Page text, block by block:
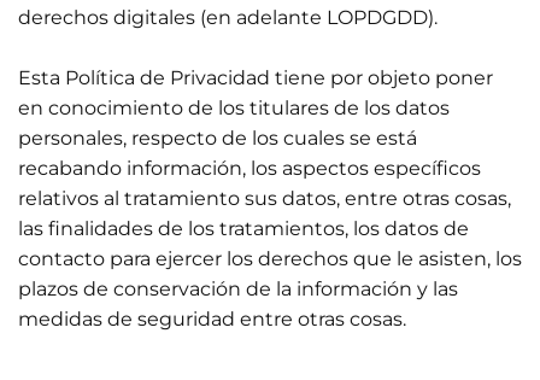
derechos digitales (en adelante LOPDGDD).
Esta Política de Privacidad tiene por objeto poner
en conocimiento de los titulares de los datos
personales, respecto de los cuales se está
recabando información, los aspectos específicos
relativos al tratamiento sus datos, entre otras cosas,
las finalidades de los tratamientos, los datos de
contacto para ejercer los derechos que le asisten, los
plazos de conservación de la información y las
medidas de seguridad entre otras cosas.